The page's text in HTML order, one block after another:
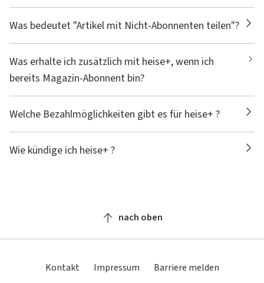
Was bedeutet "Artikel mit Nicht-Abonnenten teilen"?
Was erhalte ich zusätzlich mit heise+, wenn ich
bereits Magazin-Abonnent bin?
Welche Bezahlmöglichkeiten gibt es für heise+ ?
Wie kündige ich heise+ ?
nach oben
Kontakt Impressum Barriere melden